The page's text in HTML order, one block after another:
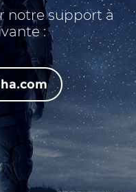
notre support à
: